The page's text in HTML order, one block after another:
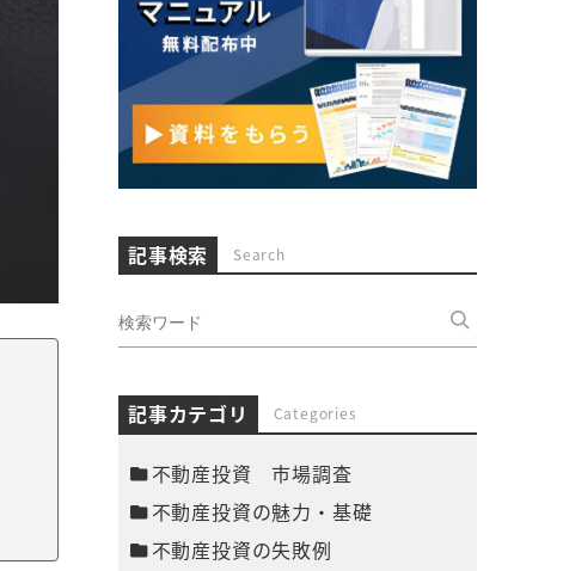
記事検索 Search
記事カテゴリ Categories
不動産投資 市場調査
不動産投資の魅力・基礎
不動産投資の失敗例